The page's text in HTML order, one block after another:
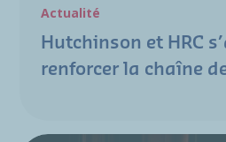
Actualité
Hutchinson et HRC
renforcer la chaîne